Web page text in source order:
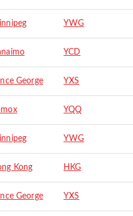
YWG
YCD
George YXS
YQQ
YWG
Kong HKG
George YXS